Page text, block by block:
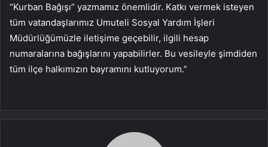
“Kurban Bağışı” yazmamız önemlidir. Katkı vermek isteyen
tüm vatandaşlarımız Umuteli Sosyal Yardım İşleri
Müdürlüğümüzle iletişime geçebilir, ilgili hesap
numaralarına bağışlarını yapabilirler. Bu vesileyle şimdiden
tüm ilçe halkımızın bayramını kutluyorum.”